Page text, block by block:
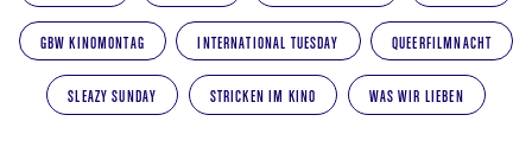
GBW KINOMONTAG INTERNATIONAL TUESDAY QUEERFILMNACHT
SLEAZY SUNDAY STRICKEN IM KINO WAS WIR LIEBEN